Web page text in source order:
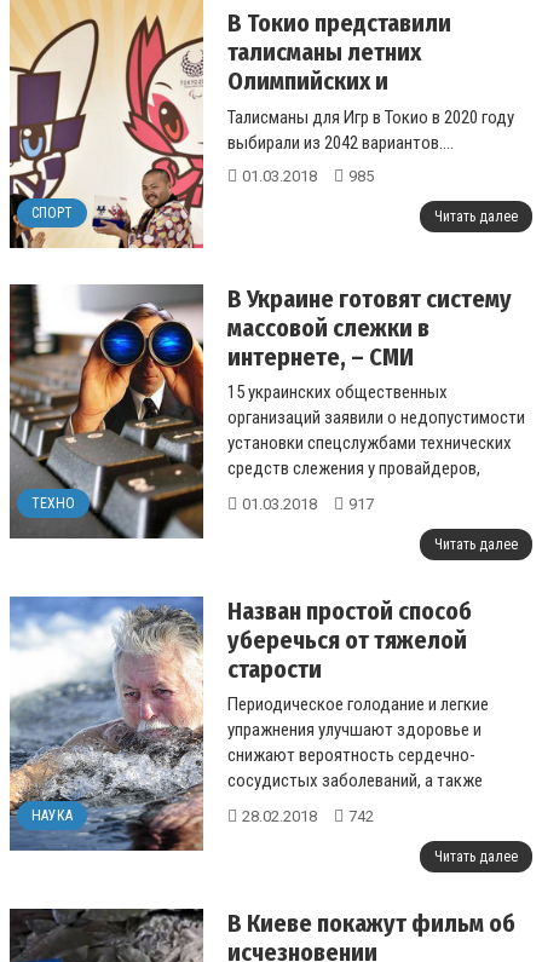
СПОРТ
В Токио представили
талисманы летних
Олимпийских и
Паралимпийских игр 2020
года
Талисманы для Игр в Токио в 2020 году
выбирали из 2042 вариантов....
01.03.2018 985
Читать далее
ТЕХНО
В Украине готовят систему
массовой слежки в
интернете, – СМИ
15 украинских общественных
организаций заявили о недопустимости
установки спецслужбами технических
средств слежения у провайдеров,
которые могут быть использованы для
01.03.2018 917
Читать далее
НАУКА
Назван простой способ
уберечься от тяжелой
старости
Периодическое голодание и легкие
упражнения улучшают здоровье и
снижают вероятность сердечно-
сосудистых заболеваний, а также
диабета....
28.02.2018 742
Читать далее
В Киеве покажут фильм об
исчезновении